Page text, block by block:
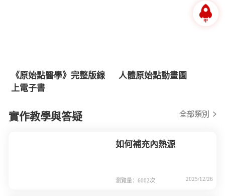
《原始點醫學》完整版線
上電子書
人體原始點動畫圖
實作教學與答疑 全部類別
如何補充內熱源
瀏覽量：6002次 2025/12/26